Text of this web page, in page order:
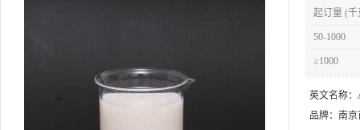
起订量 (千
50-1000
≥1000
英文名称：
品牌： 南京